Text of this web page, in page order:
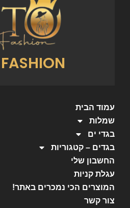
עמוד הבית
שמלות
בגדי ים
בגדים – קטגוריות
החשבון שלי
עגלת קניות
המוצרים הכי נמכרים באתר!
צור קשר